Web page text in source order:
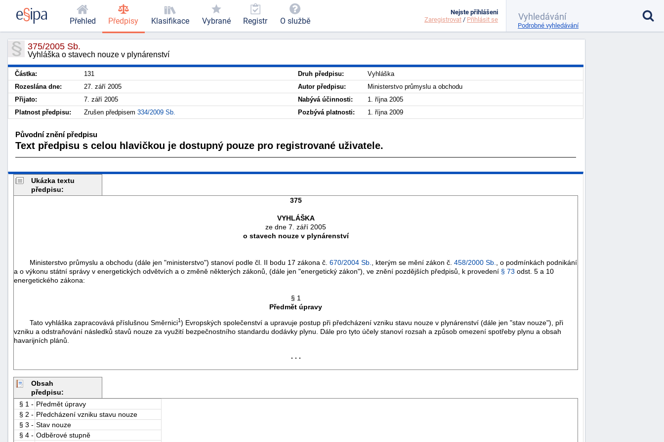
375/2005 Sb.
Vyhláška o stavech nouze v plynárenství
Částka: 131 Druh předpisu:
Vyhláška
Rozeslána dne:
27. září 2005 Autor předpisu:
Ministerstvo průmyslu a obchodu
Přijato:
7. září 2005 Nabývá účinnosti:
1. října 2005
Platnost předpisu:
Zrušen předpisem 334/2009 Sb. Pozbývá platnosti: 1. října 2009
Původní znění předpisu
Text předpisu s celou hlavičkou je dostupný pouze pro registrované uživatele.
Ukázka textu
předpisu:
375
VYHLÁŠKA
ze dne 7. září 2005
o stavech nouze v plynárenství
Ministerstvo průmyslu a obchodu (dále jen "ministerstvo") stanoví podle čl. II bodu 17 zákona č. 670/2004 Sb. , kterým se mění zákon č. 458/2000 Sb.
, o podmínkách podnikání
a o výkonu státní správy v energetických odvětvích a o změně některých zákonů, (dále jen "energetický zákon"), ve znění pozdějších předpisů, k provedení § 73 odst. 5 a 10
energetického zákona:
§ 1
Předmět úpravy
Tato vyhláška zapracovává příslušnou Směrnici1 ) Evropských společenství a upravuje postup při předcházení vzniku stavu nouze v plynárenství (dále jen "stav nouze"), při
vzniku a odstraňování následků stavů nouze za využití bezpečnostního standardu dodávky plynu. Dále pro tyto účely stanoví rozsah a způsob omezení spotřeby plynu a obsah
havarijních plánů.
. . .
Obsah
předpisu:
§ 1 - Předmět úpravy
§ 2 - Předcházení vzniku stavu nouze
§ 3 - Stav nouze
§ 4 - Odběrové stupně
Přehled Předpisy Klasifikace Vybrané Registr O službě
Nejste přihlášeni
Zaregistrovat / Přihlásit se
Podrobné vyhledávání